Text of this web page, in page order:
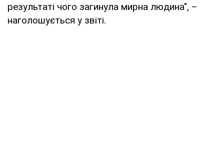
результаті чого загинула мирна людина", –
наголошується у звіті.